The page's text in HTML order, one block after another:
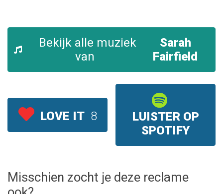
Bekijk alle muziek
van
Sarah
Fairfield
LOVE IT 8
LUISTER OP
SPOTIFY
Misschien zocht je deze reclame